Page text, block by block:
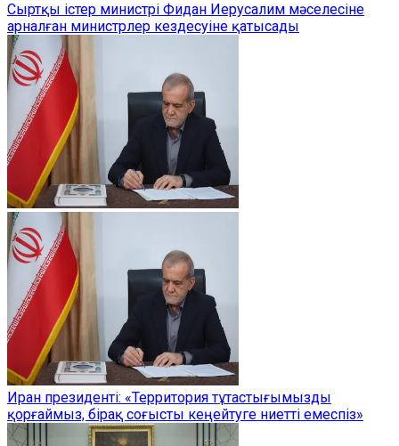
Сыртқы істер министрі Фидан Иерусалим мәселесіне
арналған министрлер кездесуіне қатысады
Иран президенті: «Территория тұтастығымызды
қорғаймыз, бірақ соғысты кеңейтуге ниетті емеспіз»